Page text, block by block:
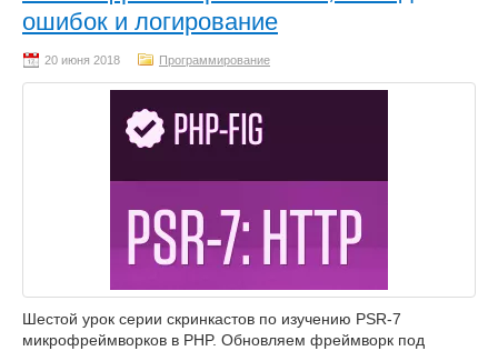
ошибок и логирование
Программирование
Шестой урок серии скринкастов по изучению PSR-7
микрофреймворков в PHP. Обновляем фреймворк под